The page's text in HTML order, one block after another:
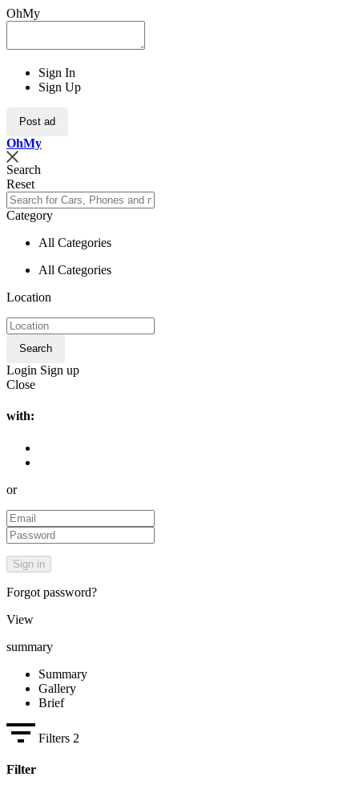
OhMy
Sign In
Sign Up
Post ad
OhMy
Search
Reset
Category
All Categories
All Categories
Location
Search
Login Sign up
Close
with:
or
Forgot password?
View
summary
Summary
Gallery
Brief
Filters 2
Filter